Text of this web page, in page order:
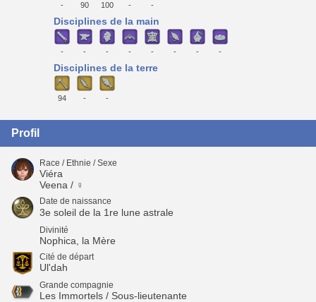
- 90 100 - -
Disciplines de la main
- - - - - - - -
Disciplines de la terre
94 - -
Profil
Race / Ethnie / Sexe
Viéra
Veena / ♀
Date de naissance
3e soleil de la 1re lune astrale
Divinité
Nophica, la Mère
Cité de départ
Ul'dah
Grande compagnie
Les Immortels / Sous-lieutenante